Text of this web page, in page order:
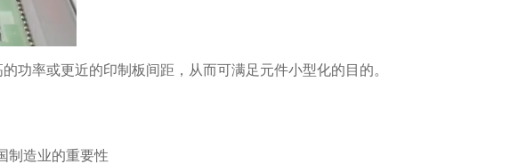
功率或更近的印制板间距，从而可满足元件小型化的目的。
制造业的重要性